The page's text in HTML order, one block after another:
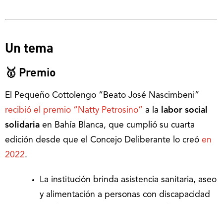
Un tema
🥇 Premio
El Pequeño Cottolengo “Beato José Nascimbeni”
recibió el premio “Natty Petrosino” a la
labor social
solidaria en Bahía Blanca, que cumplió su cuarta
edición desde que el Concejo Deliberante lo creó en
2022.
La institución brinda asistencia sanitaria, aseo
y alimentación a personas con discapacidad